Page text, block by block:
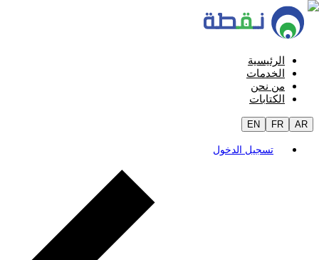
الرئيسية
الخدمات
من نحن
الكتابات
EN FR AR
تسجيل الدخول